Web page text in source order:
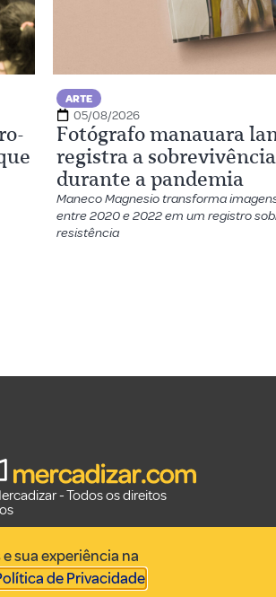
ARTE
05/08/2026
Fotógrafo manauara
registra a
durante a pandemia
Maneco Magnesio transforma
entre 2020 e 2022 em um registro
resistência
- Todos os direitos
sua experiência na
de Privacidade